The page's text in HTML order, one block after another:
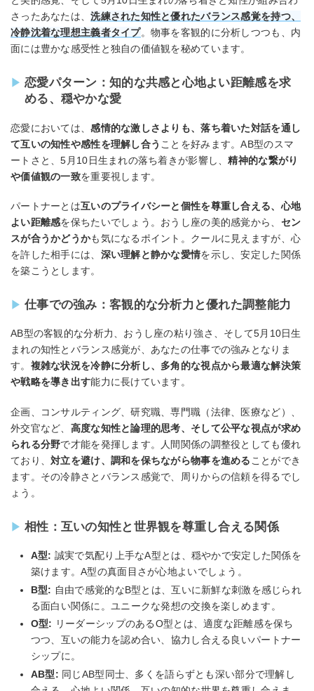
さったあなたは、洗練された知性と優れたバランス感覚を持つ、
冷静沈着な理想主義者タイプ。物事を客観的に分析しつつも、内
面には豊かな感受性と独自の価値観を秘めています。
恋愛パターン：知的な共感と心地よい距離感を求
める、穏やかな愛
恋愛においては、感情的な激しさよりも、落ち着いた対話を通し
て互いの知性や感性を理解し合う ことを好みます。AB型のスマ
ートさと、5月10日生まれの落ち着きが影響し、精神的な繋がり
や価値観の一致を重要視します。
パートナーとは互いのプライバシーと個性を尊重し合える、心地
よい距離感を保ちたいでしょう。おうし座の美的感覚から、 セン
スが合うかどうかも気になるポイント。クールに見えますが、心
を許した相手には、 深い理解と静かな愛情を示し、安定した関係
を築こうとします。
仕事での強み：客観的な分析力と優れた調整能力
AB型の客観的な分析力、おうし座の粘り強さ、そして5月10日生
まれの知性とバランス感覚が、あなたの仕事での強みとなりま
す。 複雑な状況を冷静に分析し、多角的な視点から最適な解決策
や戦略を導き出す能力に長けています。
企画、コンサルティング、研究職、専門職（法律、医療など）、
外交官など、 高度な知性と論理的思考、そして公平な視点が求め
られる分野で才能を発揮します。人間関係の調整役としても優れ
ており、対立を避け、調和を保ちながら物事を進める ことができ
ます。その冷静さとバランス感覚で、周りからの信頼を得るでし
ょう。
相性：互いの知性と世界観を尊重し合える関係
A型: 誠実で気配り上手なA型とは、穏やかで安定した関係を
築けます。A型の真面目さが心地よいでしょう。
B型: 自由で感覚的なB型とは、互いに新鮮な刺激を感じられ
る面白い関係に。ユニークな発想の交換を楽しめます。
O型: リーダーシップのあるO型とは、適度な距離感を保ち
つつ、互いの能力を認め合い、協力し合える良いパートナー
シップに。
AB型: 同じAB型同士、多くを語らずとも深い部分で理解し